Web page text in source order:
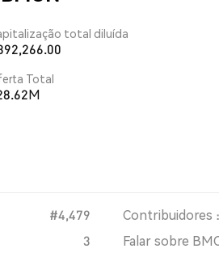
total diluída
Total
#4,479 Contribuidores :
3 Falar sobre